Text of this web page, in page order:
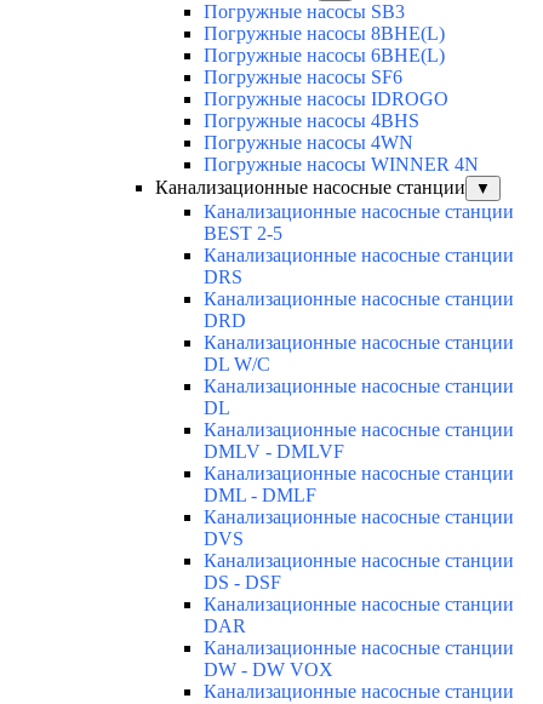
Погружные насосы SB3
Погружные насосы 8BHE(L)
Погружные насосы 6BHE(L)
Погружные насосы SF6
Погружные насосы IDROGO
Погружные насосы 4BHS
Погружные насосы 4WN
Погружные насосы WINNER 4N
Канализационные насосные станции
▼
Канализационные насосные станции
BEST 2-5
Канализационные насосные станции
DRS
Канализационные насосные станции
DRD
Канализационные насосные станции
DL W/C
Канализационные насосные станции
DL
Канализационные насосные станции
DMLV - DMLVF
Канализационные насосные станции
DML - DMLF
Канализационные насосные станции
DVS
Канализационные насосные станции
DS - DSF
Канализационные насосные станции
DAR
Канализационные насосные станции
DW - DW VOX
Канализационные насосные станции